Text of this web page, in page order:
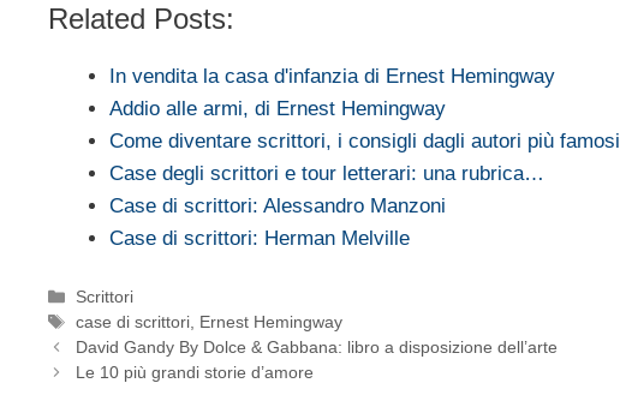
Related Posts:
In vendita la casa d'infanzia di Ernest Hemingway
Addio alle armi, di Ernest Hemingway
Come diventare scrittori, i consigli dagli autori più famosi
Case degli scrittori e tour letterari: una rubrica…
Case di scrittori: Alessandro Manzoni
Case di scrittori: Herman Melville
Categorie
Scrittori
Tag
case di scrittori, Ernest Hemingway
David Gandy By Dolce & Gabbana: libro a disposizione dell’arte
Le 10 più grandi storie d’amore